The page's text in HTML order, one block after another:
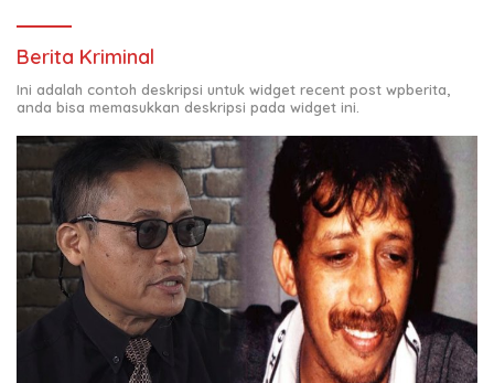
Berita Kriminal
Ini adalah contoh deskripsi untuk widget recent post wpberita,
anda bisa memasukkan deskripsi pada widget ini.